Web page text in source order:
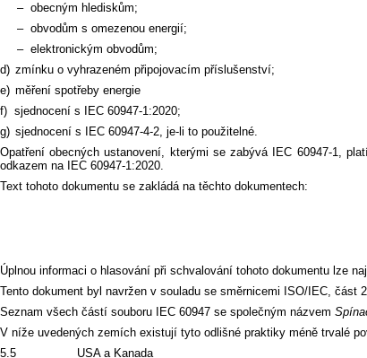
– obecným hlediskům;
– obvodům s omezenou energií;
– elektronickým obvodům;
d) zmínku o vyhrazeném připojovacím příslušenství;
e) měření spotřeby energie
f) sjednocení s IEC 60947-1:2020;
g) sjednocení s IEC 60947-4-2, je-li to použitelné.
Opatření obecných ustanovení, kterými se zabývá IEC 60947-1,
odkazem na IEC 60947-1:2020.
Text tohoto dokumentu se zakládá na těchto dokumentech:
Úplnou informaci o hlasování při schvalování tohoto dokumentu lze
Tento dokument byl navržen v souladu se směrnicemi ISO/IEC, část 2.
Seznam všech částí souboru IEC 60947 se společným názvem
V níže uvedených zemích existují tyto odlišné praktiky méně trvalé
5.5 USA a Kanada